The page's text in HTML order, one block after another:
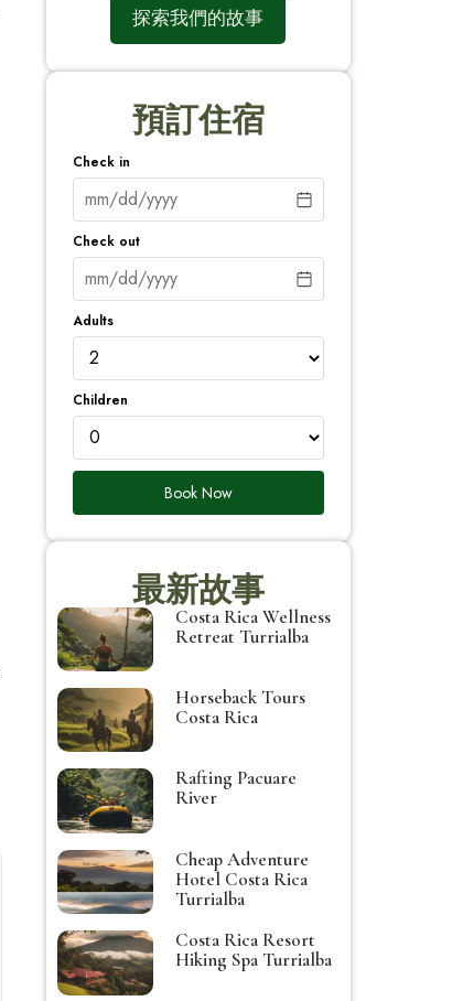
探索我們的故事
預訂住宿
Check in
Check out
Adults
Children
Book Now
最新故事
Costa Rica Wellness
Retreat Turrialba
Horseback Tours
Costa Rica
Rafting Pacuare
River
Cheap Adventure
Hotel Costa Rica
Turrialba
Costa Rica Resort
Hiking Spa Turrialba